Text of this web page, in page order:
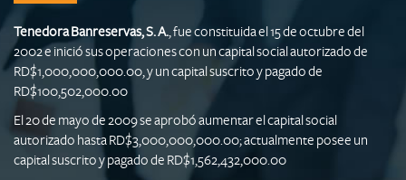
Tenedora Banreservas, S. A., fue constituida el 15 de octubre del
2002 e inició sus operaciones con un capital social autorizado de
RD$1,000,000,000.00, y un capital suscrito y pagado de
RD$100,502,000.00
El 20 de mayo de 2009 se aprobó aumentar el capital social
autorizado hasta RD$3,000,000,000.00; actualmente posee un
capital suscrito y pagado de RD$1,562,432,000.00